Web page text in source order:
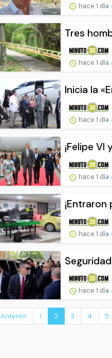
hace 1 día
Tres
hace 1 día
Inicia la
hace 1 día
¡Felipe VI
hace 1 día
hace 1 día
hace 1 día
Anterior 1 2 3 4 5